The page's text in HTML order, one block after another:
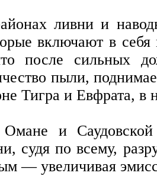
ливни и
включают в
после сильных
пыли,
Тигра и Евфрата,
и Саудовской
судя по всему,
— увеличивая